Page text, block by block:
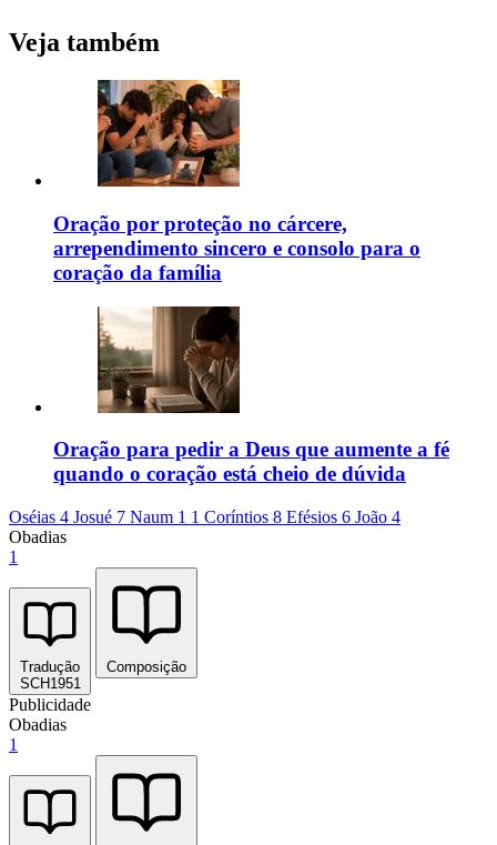
Veja também
Oração por proteção no cárcere,
arrependimento sincero e consolo para o
coração da família
Oração para pedir a Deus que aumente a fé
quando o coração está cheio de dúvida
Oséias 4 Josué 7 Naum 1 1 Coríntios 8 Efésios 6 João 4
Obadias
1
Tradução
SCH1951
Composição
Publicidade
Obadias
1